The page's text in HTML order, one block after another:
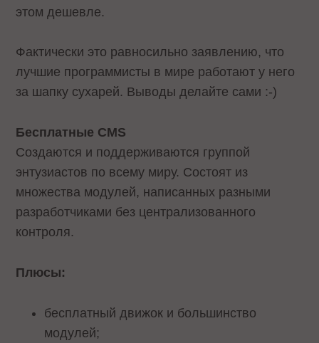
этом дешевле.
Фактически это равносильно заявлению, что
лучшие программисты в мире работают у него
за шапку сухарей. Выводы делайте сами :-)
Бесплатные CMS
Создаются и поддерживаются группой
энтузиастов по всему миру. Состоят из
множества модулей, написанных разными
разработчиками без централизованного
контроля.
Плюсы:
бесплатный движок и большинство
модулей;